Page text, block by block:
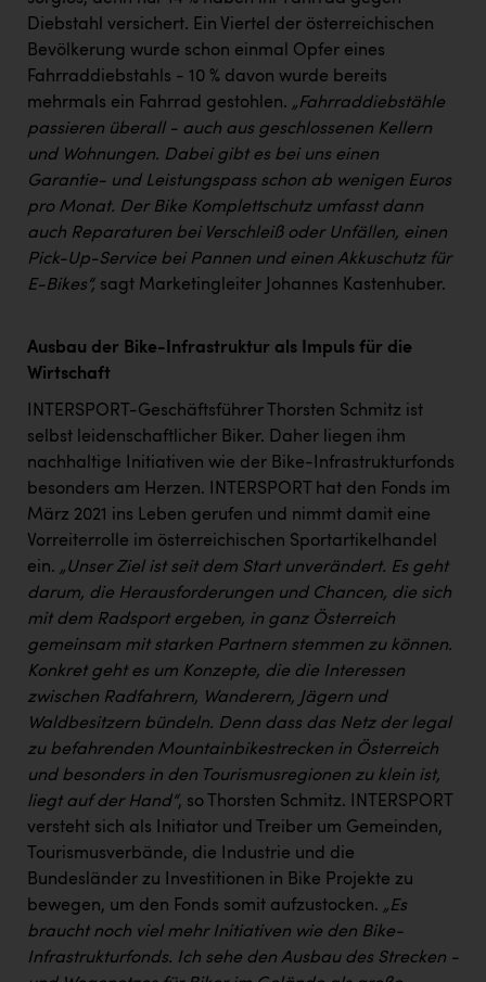
Diebstahl versichert. Ein Viertel der österreichischen
Bevölkerung wurde schon einmal Opfer eines
Fahrraddiebstahls - 10 % davon wurde bereits
mehrmals ein Fahrrad gestohlen. „Fahrraddiebstähle
passieren überall - auch aus geschlossenen Kellern
und Wohnungen. Dabei gibt es bei uns einen
Garantie- und Leistungspass schon ab wenigen Euros
pro Monat. Der Bike Komplettschutz umfasst dann
auch Reparaturen bei Verschleiß oder Unfällen, einen
Pick-Up-Service bei Pannen und einen Akkuschutz für
E-Bikes“, sagt Marketingleiter Johannes Kastenhuber.
Ausbau der Bike-Infrastruktur als Impuls für die
Wirtschaft
INTERSPORT-Geschäftsführer Thorsten Schmitz ist
selbst leidenschaftlicher Biker. Daher liegen ihm
nachhaltige Initiativen wie der Bike-Infrastrukturfonds
besonders am Herzen. INTERSPORT hat den Fonds im
März 2021 ins Leben gerufen und nimmt damit eine
Vorreiterrolle im österreichischen Sportartikelhandel
ein. „Unser Ziel ist seit dem Start unverändert. Es geht
darum, die Herausforderungen und Chancen, die sich
mit dem Radsport ergeben, in ganz Österreich
gemeinsam mit starken Partnern stemmen zu können.
Konkret geht es um Konzepte, die die Interessen
zwischen Radfahrern, Wanderern, Jägern und
Waldbesitzern bündeln. Denn dass das Netz der legal
zu befahrenden Mountainbikestrecken in Österreich
und besonders in den Tourismusregionen zu klein ist,
liegt auf der Hand“, so Thorsten Schmitz. INTERSPORT
versteht sich als Initiator und Treiber um Gemeinden,
Tourismusverbände, die Industrie und die
Bundesländer zu Investitionen in Bike Projekte zu
bewegen, um den Fonds somit aufzustocken. „Es
braucht noch viel mehr Initiativen wie den Bike-
Infrastrukturfonds. Ich sehe den Ausbau des Strecken -